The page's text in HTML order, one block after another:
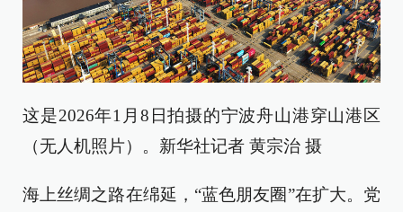
这是2026年1月8日拍摄的宁波舟山港穿山港区
（无人机照片）。新华社记者 黄宗治 摄
海上丝绸之路在绵延，“蓝色朋友圈”在扩大。党